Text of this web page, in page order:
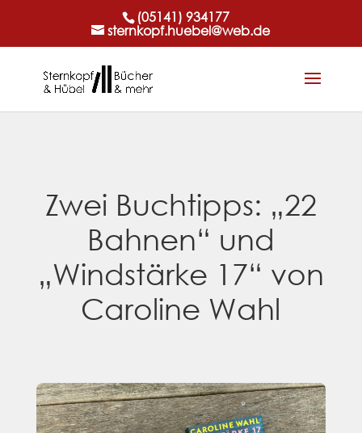
(05141) 934177
sternkopf.huebel@web.de
Zwei Buchtipps: „22
Bahnen“ und
„Windstärke 17“ von
Caroline Wahl